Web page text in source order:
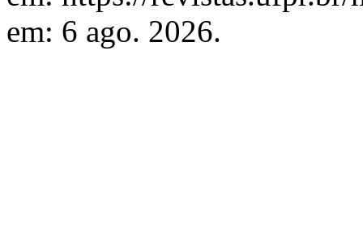
em: 6 ago. 2026.